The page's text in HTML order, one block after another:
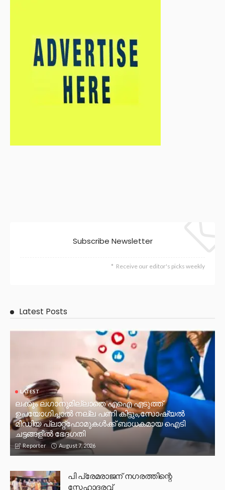
Subscribe Newsletter
Receive our editor's picks weekly
Latest Posts
LATEST
ലക്കും ലഗാനുമില്ലാതെ എഐ എടുത്ത്
ഉപയോഗിച്ചാല്‍ നല്ല പണി കിട്ടും,സോഷ്യല്‍
മീഡിയ പ്ലാറ്റ്‌ഫോമുകള്‍ക്ക് ബാധകമായ ഐടി
ചട്ടങ്ങളില്‍ ഭേദഗതി
Reporter August 7, 2026
പി പ്രേമരാജന് നഗരത്തിന്റെ
സ്നേഹാദരവ്